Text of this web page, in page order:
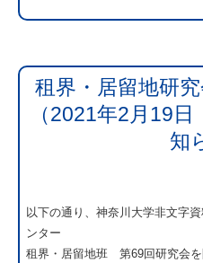
租界・居留地研
（2021年2月19
知
以下の通り、神奈川大学非文字
ンター
租界・居留地班 第69回研究会を